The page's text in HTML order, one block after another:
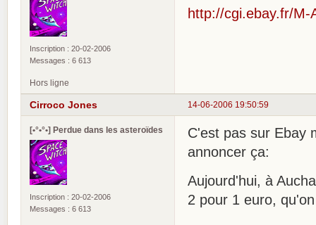
Inscription : 20-02-2006
Messages : 6 613
http://cgi.ebay.fr/
Hors ligne
14-06-2006 19:50:59
Cirroco Jones
[•°•°•] Perdue dans les asteroïdes
Inscription : 20-02-2006
Messages : 6 613
C'est pas sur Ebay
annoncer ça:
Aujourd'hui, à
2 pour 1 euro,